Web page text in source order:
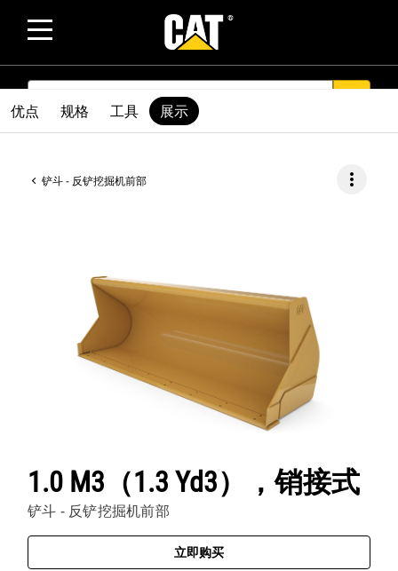
SEARCH
铲斗 - 反铲挖掘机前部 more_vert
1.0 M3（1.3 Yd3），销接式
铲斗 - 反铲挖掘机前部
立即购买
优点 规格 工具 展示